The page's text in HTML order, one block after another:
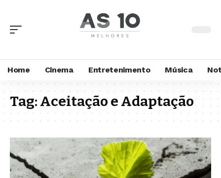
Home Cinema Entretenimento Música
Tag:Aceitação e Adaptação